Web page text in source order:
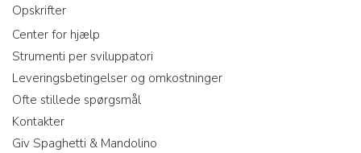
Opskrifter
Center for hjælp
Strumenti per sviluppatori
Leveringsbetingelser og omkostninger
Ofte stillede spørgsmål
Kontakter
Giv Spaghetti & Mandolino